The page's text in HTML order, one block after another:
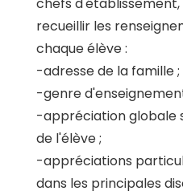
recueillir les
chaque élève :
-adresse de la famille ;
-genre
-appréciation globale
de l'élève ;
-appréciations
dans les principales